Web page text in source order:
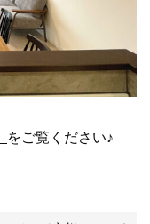
をご覧ください♪